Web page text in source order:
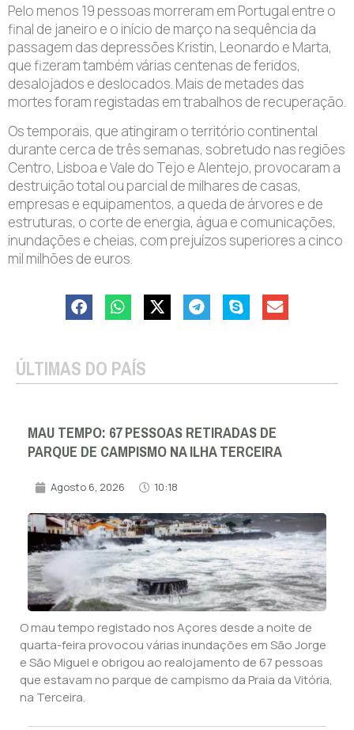
Pelo menos 19 pessoas morreram em Portugal entre o
final de janeiro e o início de março na sequência da
passagem das depressões Kristin, Leonardo e Marta,
que fizeram também várias centenas de feridos,
desalojados e deslocados. Mais de metades das
mortes foram registadas em trabalhos de recuperação.
Os temporais, que atingiram o território continental
durante cerca de três semanas, sobretudo nas regiões
Centro, Lisboa e Vale do Tejo e Alentejo, provocaram a
destruição total ou parcial de milhares de casas,
empresas e equipamentos, a queda de árvores e de
estruturas, o corte de energia, água e comunicações,
inundações e cheias, com prejuízos superiores a cinco
mil milhões de euros.
ÚLTIMAS DO PAÍS
MAU TEMPO: 67 PESSOAS RETIRADAS DE
PARQUE DE CAMPISMO NA ILHA TERCEIRA
Agosto 6, 2026 10:18
O mau tempo registado nos Açores desde a noite de
quarta-feira provocou várias inundações em São Jorge
e São Miguel e obrigou ao realojamento de 67 pessoas
que estavam no parque de campismo da Praia da Vitória,
na Terceira.